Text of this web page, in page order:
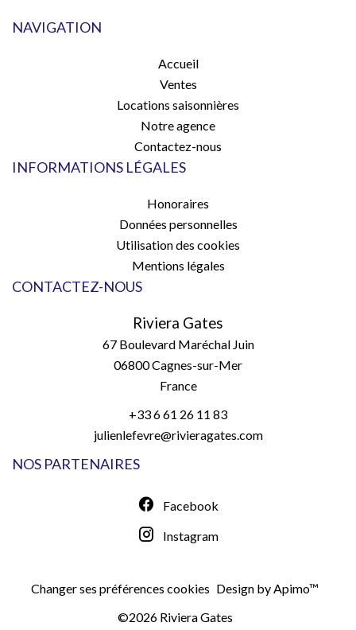
NAVIGATION
Accueil
Ventes
Locations saisonnières
Notre agence
Contactez-nous
INFORMATIONS LÉGALES
Honoraires
Données personnelles
Utilisation des cookies
Mentions légales
CONTACTEZ-NOUS
Riviera Gates
67 Boulevard Maréchal Juin
06800Cagnes-sur-Mer
France
+33 6 61 26 11 83
julienlefevre@rivieragates.com
NOS PARTENAIRES
Facebook
Instagram
Changer ses préférences cookies Design byApimo™
©2026 Riviera Gates